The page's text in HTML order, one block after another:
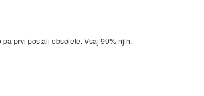
prvi postali obsolete. Vsaj 99% njih.